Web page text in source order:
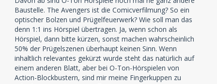
Baustelle. The Avengers ist die Comicverfilmung? So ein
optischer Bolzen und Prügelfeuerwerk? Wie soll man das
denn 1:1 ins Hörspiel übertragen. Ja, wenn schon als
Hörspiel, dann bitte kürzen, sonst machen wahrscheinlich
50% der Prügelszenen überhaupt keinen Sinn. Wenn
inhaltlich relevantes gekürzt wurde steht das natürlich auf
einem anderen Blatt, aber bei O-Ton-Hörspielen von
Action-Blockbustern, sind mir meine Fingerkuppen zu